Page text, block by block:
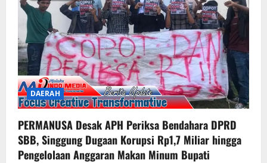
DAERAH
PERMANUSA Desak APH Periksa Bendahara DPRD
SBB, Singgung Dugaan Korupsi Rp1,7 Miliar hingga
Pengelolaan Anggaran Makan Minum Bupati